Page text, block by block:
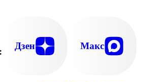
Дзен Макс